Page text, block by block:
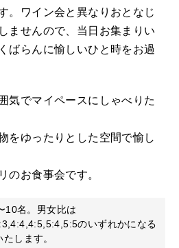
。ワイン会と異なりおとなじ
ませんので、当日お集まりい
ばらんに愉しいひと時をお過
気でマイペースにしゃべりた
をゆったりとした空間で愉し
のお食事会です。
10名。男女比は
のいずれかになる
します。